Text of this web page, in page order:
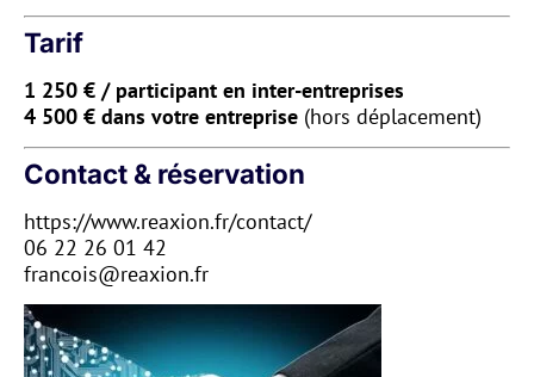
Tarif
1 250 € / participant en inter-entreprises
4 500 € dans votre entreprise (hors déplacement)
Contact & réservation
https://www.reaxion.fr/contact/
06 22 26 01 42
francois@reaxion.fr